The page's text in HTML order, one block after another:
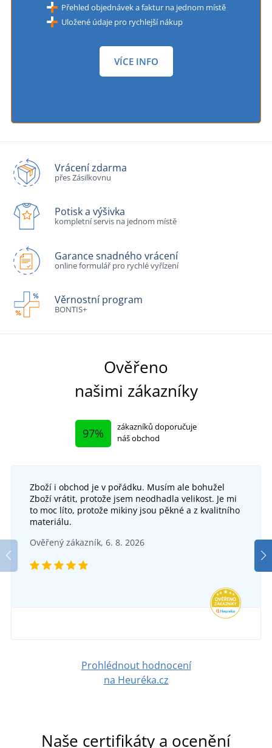
Přehled objednávek a faktur na jednom místě
Uložené údaje pro rychlejší nákup
VÍCE INFO
Vrácení zdarma
přes Zásilkovnu
Potisk a výšivka
kompletní servis na jednom místě
Garance snadného vrácení
online formulář pro rychlé vyřízení
Věrnostní program
BONTIS+
Ověřeno
našimi zákazníky
97%
zákazníků doporučuje
náš obchod
Zboží i obchod je v pořádku. Musím ale bohužel
Zboží vrátit, protože jsem neodhadla velikost. Je mi
to moc líto, protože mikiny jsou pěkné a z kvalitního
materiálu.
Ověřený zákazník, 6. 8. 2026
Prohlédnout hodnocení
na Heuréka.cz
Naše certifikáty a ocenění